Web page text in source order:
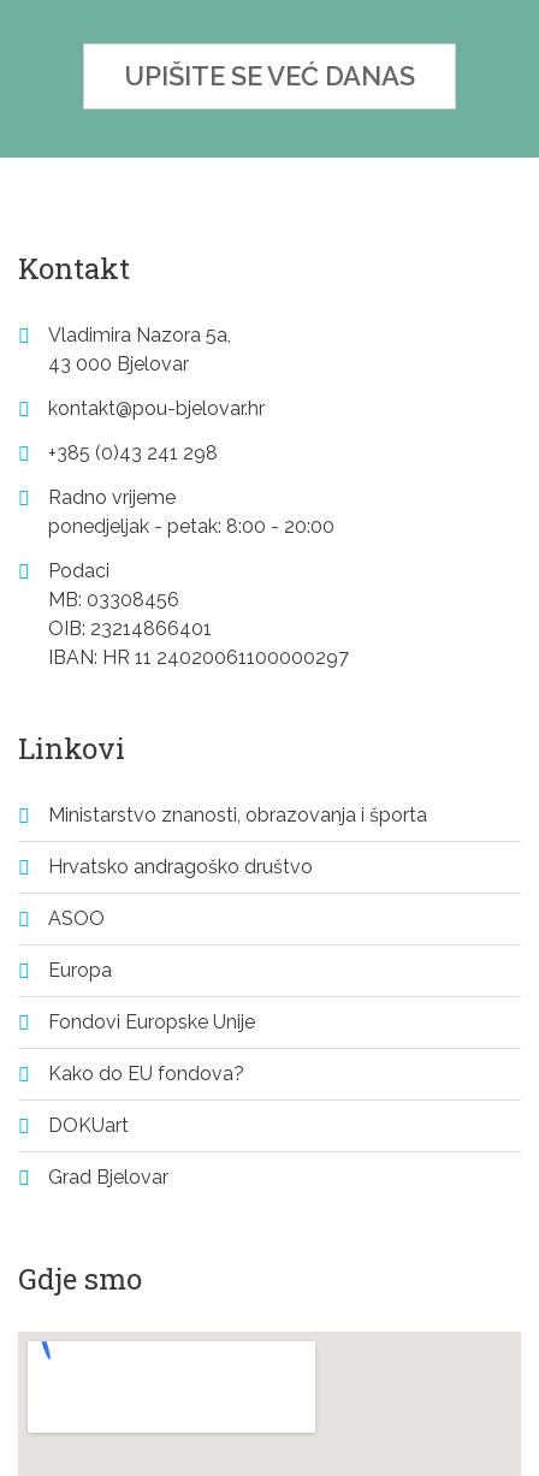
UPIŠITE SE VEĆ DANAS
Kontakt
Vladimira Nazora 5a,
43 000 Bjelovar
kontakt@pou-bjelovar.hr
+385 (0)43 241 298
Radno vrijeme
ponedjeljak - petak: 8:00 - 20:00
Podaci
MB: 03308456
OIB: 23214866401
IBAN: HR 11 24020061100000297
Linkovi
Ministarstvo znanosti, obrazovanja i športa
Hrvatsko andragoško društvo
ASOO
Europa
Fondovi Europske Unije
Kako do EU fondova?
DOKUart
Grad Bjelovar
Gdje smo